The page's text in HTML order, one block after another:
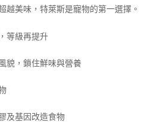
越美味，特萊斯是寵物的第一選擇。
等級再提升
貌，鎖住鮮味與營養
及基因改造食物